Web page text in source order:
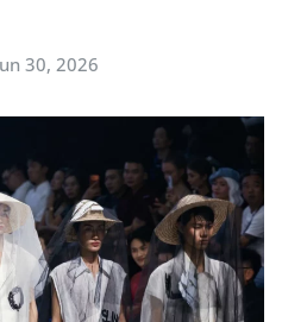
30, 2026